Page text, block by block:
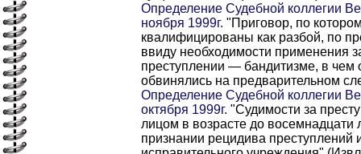
Определение Судебной коллегии
ноября 1999г. "Приговор, по
квалифицированы как разбой, по
ввиду необходимости применения
преступлении — бандитизме, в чем
обвинялись на предварительном
Определение Судебной коллегии
октября 1999г. "Судимости за
лицом в возрасте до восемнадцати
признании рецидива преступлений